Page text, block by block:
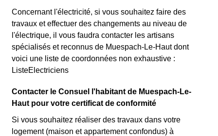
Concernant l'électricité, si vous souhaitez faire des
travaux et effectuer des changements au niveau de
l'électrique, il vous faudra contacter les artisans
spécialisés et reconnus de Muespach-Le-Haut dont
voici une liste de coordonnées non exhaustive :
ListeElectriciens
Contacter le Consuel l'habitant de Muespach-Le-
Haut pour votre certificat de conformité
Si vous souhaitez réaliser des travaux dans votre
logement (maison et appartement confondus) à